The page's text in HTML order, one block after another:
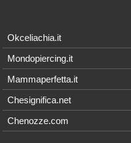
Okceliachia.it
Mondopiercing.it
Mammaperfetta.it
Chesignifica.net
Chenozze.com